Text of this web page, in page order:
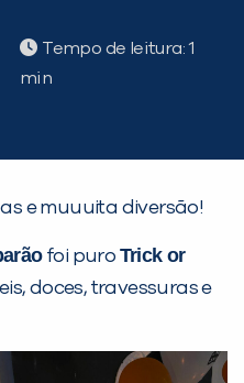
Tempo de leitura:
e muuuita diversão!
foi puro Trick or
doces, travessuras e
DE MÉTODO